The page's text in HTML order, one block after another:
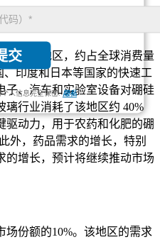
交
个人信息完全保密.隐私
最快的地区，约占全球消费量
印度和日本等国家的快速工
子、汽车和实验室设备对硼硅
璃行业消耗了该地区约 40%
驱动力，用于农药和化肥的硼
外，药品需求的增长，特别
的增长，预计将继续推动市场
份额的10%。该地区的需求